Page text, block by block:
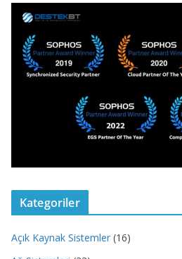
Kategoriler
Açık Kaynak Sistemler (16)